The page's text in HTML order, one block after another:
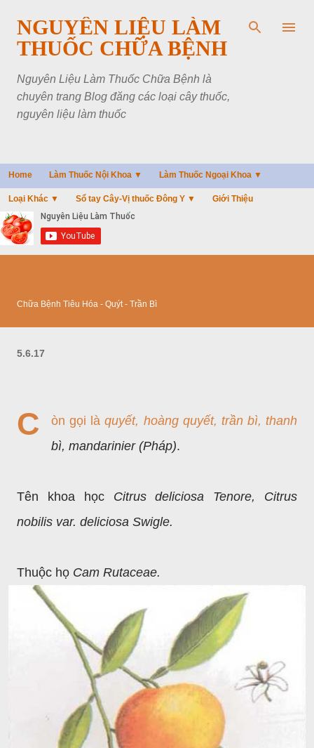
Chuyển đến nội dung chính
NGUYÊN LIỆU LÀM
THUỐC CHỮA BỆNH
Nguyên Liệu Làm Thuốc Chữa Bệnh là
chuyên trang Blog đăng các loại cây thuốc,
nguyên liệu làm thuốc
Home Làm Thuốc Nội Khoa ▼ Làm Thuốc Ngoại Khoa ▼
Loại Khác ▼ Sổ tay Cây-Vị thuốc Đông Y ▼ Giới Thiệu
Chữa Bệnh Tiêu Hóa - Quýt - Trần Bì
5.6.17
C òn gọi làquyết, hoàng quyết, trần bì, thanh
bì, mandarinier (Pháp).
Tên khoa học Citrus deliciosa Tenore, Citrus
nobilis var. deliciosa Swigle.
Thuộc họ Cam Rutaceae.